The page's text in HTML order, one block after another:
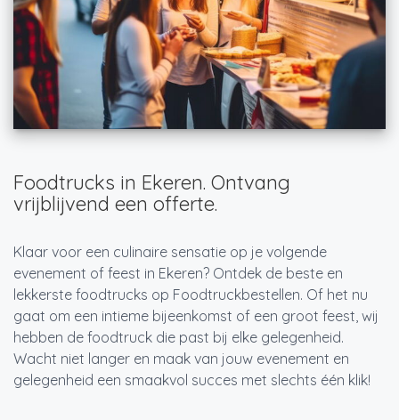
Foodtrucks in Ekeren. Ontvang
vrijblijvend een offerte.
Klaar voor een culinaire sensatie op je volgende
evenement of feest in Ekeren? Ontdek de beste en
lekkerste foodtrucks op Foodtruckbestellen. Of het nu
gaat om een intieme bijeenkomst of een groot feest, wij
hebben de foodtruck die past bij elke gelegenheid.
Wacht niet langer en maak van jouw evenement en
gelegenheid een smaakvol succes met slechts één klik!